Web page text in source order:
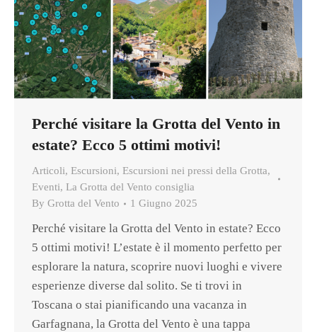
Perché visitare la Grotta del Vento in
estate? Ecco 5 ottimi motivi!
Articoli, Escursioni, Escursioni nei pressi della Grotta,
Eventi, La Grotta del Vento consiglia
By Grotta del Vento 1 Giugno 2025
Perché visitare la Grotta del Vento in estate? Ecco
5 ottimi motivi! L’estate è il momento perfetto per
esplorare la natura, scoprire nuovi luoghi e vivere
esperienze diverse dal solito. Se ti trovi in
Toscana o stai pianificando una vacanza in
Garfagnana, la Grotta del Vento è una tappa